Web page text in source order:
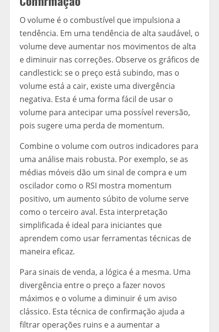
O volume é o combustível que impulsiona a
tendência. Em uma tendência de alta saudável, o
volume deve aumentar nos movimentos de alta
e diminuir nas correções. Observe os gráficos de
candlestick: se o preço está subindo, mas o
volume está a cair, existe uma divergência
negativa. Esta é uma forma fácil de usar o
volume para antecipar uma possível reversão,
pois sugere uma perda de momentum.
Combine o volume com outros indicadores para
uma análise mais robusta. Por exemplo, se as
médias móveis dão um sinal de compra e um
oscilador como o RSI mostra momentum
positivo, um aumento súbito de volume serve
como o terceiro aval. Esta interpretação
simplificada é ideal para iniciantes que
aprendem como usar ferramentas técnicas de
maneira eficaz.
Para sinais de venda, a lógica é a mesma. Uma
divergência entre o preço a fazer novos
máximos e o volume a diminuir é um aviso
clássico. Esta técnica de confirmação ajuda a
filtrar operações ruins e a aumentar a